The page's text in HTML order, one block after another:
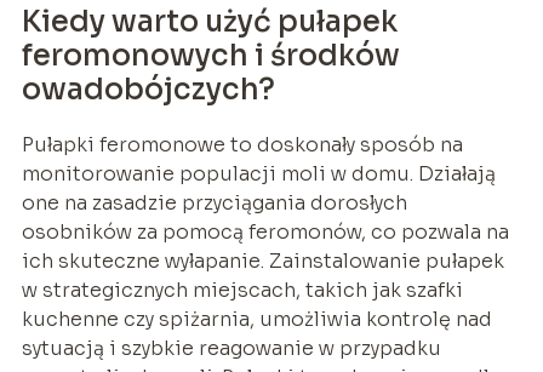
Kiedy warto użyć pułapek
feromonowych i środków
owadobójczych?
Pułapki feromonowe to doskonały sposób na
monitorowanie populacji moli w domu. Działają
one na zasadzie przyciągania dorosłych
osobników za pomocą feromonów, co pozwala na
ich skuteczne wyłapanie. Zainstalowanie pułapek
w strategicznych miejscach, takich jak szafki
kuchenne czy spiżarnia, umożliwia kontrolę nad
sytuacją i szybkie reagowanie w przypadku